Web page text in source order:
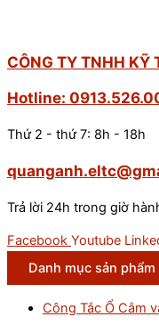
CÔNG TY TNHH KỸ
Hotline:
Thứ 2 - thứ 7: 8h - 18h
Trả lời 24h trong giờ
Facebook Youtube
Danh mục sản phẩm
Công Tắc Ổ Cắm